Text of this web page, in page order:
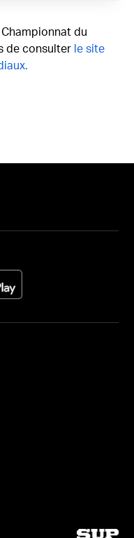
du
de consulter le site
(opens in a new tab)